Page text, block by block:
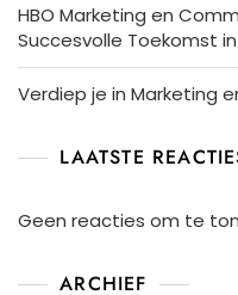
HBO Marketing en
Succesvolle Toekomst
Verdiep je in Marketing
LAATSTE
Geen reacties om te
ARCHIEF